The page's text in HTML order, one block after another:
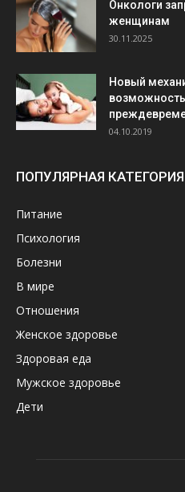
Онкологи
женщинам
30.11.2025
Новый
возможность
04.10.2019
ПОПУЛЯРНАЯ КАТЕГОРИЯ
Питание
Психология
Болезни
В мире
Отношения
Женское здоровье
Здоровая еда
Мужское здоровье
Дети